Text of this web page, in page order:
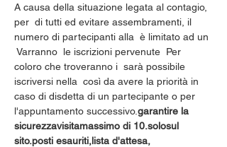
A causa della situazione legata al contagio,
per di tutti ed evitare assembramenti, il
numero di partecipanti alla è limitato ad un
Varranno le iscrizioni pervenute Per
coloro che troveranno i sarà possibile
iscriversi nella così da avere la priorità in
caso di disdetta di un partecipante o per
l'appuntamento successivo.garantire la
sicurezzavisitamassimo di 10.solosul
sito.posti esauriti,lista d'attesa,